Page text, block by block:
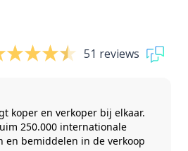
51 reviews
koper en verkoper bij elkaar.
250.000 internationale
en bemiddelen in de verkoop